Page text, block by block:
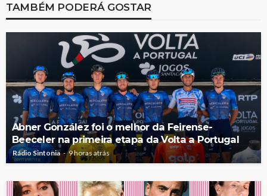
TAMBÉM PODERÁ GOSTAR
Abner González foi o melhor da Feirense-
Beeceler na primeira etapa da Volta a Portugal
Rádio Sintonia 9 horas atrás